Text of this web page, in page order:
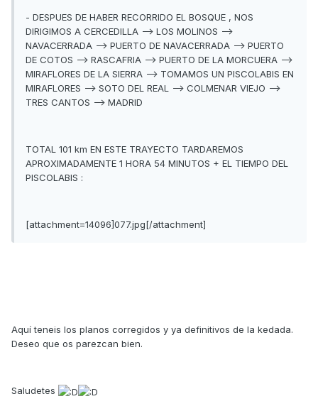
- DESPUES DE HABER RECORRIDO EL BOSQUE , NOS
DIRIGIMOS A CERCEDILLA --> LOS MOLINOS -->
NAVACERRADA --> PUERTO DE NAVACERRADA --> PUERTO
DE COTOS --> RASCAFRIA --> PUERTO DE LA MORCUERA -->
MIRAFLORES DE LA SIERRA --> TOMAMOS UN PISCOLABIS EN
MIRAFLORES --> SOTO DEL REAL --> COLMENAR VIEJO -->
TRES CANTOS --> MADRID
TOTAL 101 km EN ESTE TRAYECTO TARDAREMOS
APROXIMADAMENTE 1 HORA 54 MINUTOS + EL TIEMPO DEL
PISCOLABIS :
[attachment=14096]077.jpg[/attachment]
Aquí teneis los planos corregidos y ya definitivos de la kedada.
Deseo que os parezcan bien.
Saludetes